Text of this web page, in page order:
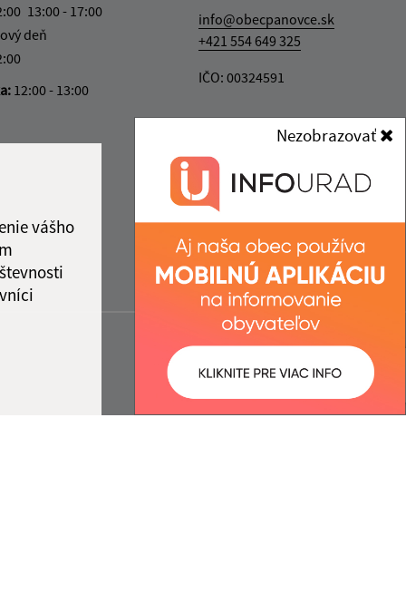
vášho
Nezobrazovať
13:00 - 17:00
deň
12:00 - 13:00
info@obecpanovce.sk
+421 554 649 325
IČO: 00324591